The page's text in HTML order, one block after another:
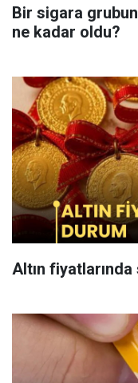
Bir sigara
ne kadar oldu?
Altın